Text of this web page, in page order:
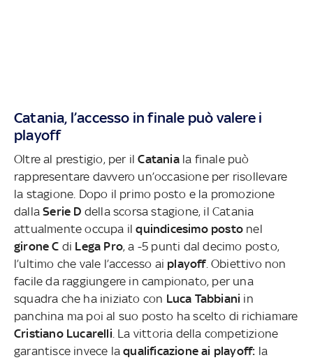
Catania, l’accesso in finale può valere i
playoff
Oltre al prestigio, per ilCatania la finale può
rappresentare davvero un’occasione per risollevare
la stagione. Dopo il primo posto e la promozione
dalla Serie D della scorsa stagione, il Catania
attualmente occupa ilquindicesimo posto nel
girone C di Lega Pro, a -5 punti dal decimo posto,
l’ultimo che vale l’accesso ai playoff. Obiettivo non
facile da raggiungere in campionato, per una
squadra che ha iniziato con Luca Tabbiani in
panchina ma poi al suo posto ha scelto di richiamare
Cristiano Lucarelli . La vittoria della competizione
garantisce invece la qualificazione ai playoff: la